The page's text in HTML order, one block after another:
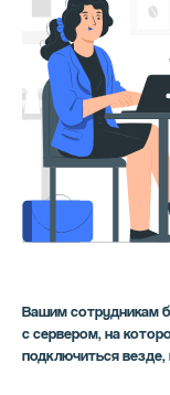
Вашим сотрудникам
с сервером, на
подключиться везде,